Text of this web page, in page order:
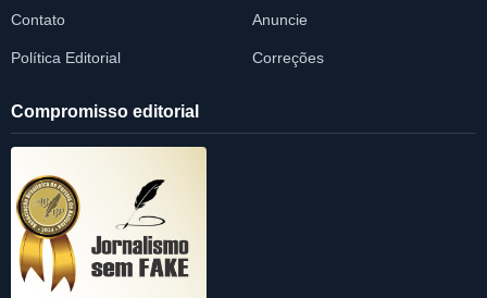
Contato Anuncie
Política Editorial Correções
Compromisso editorial